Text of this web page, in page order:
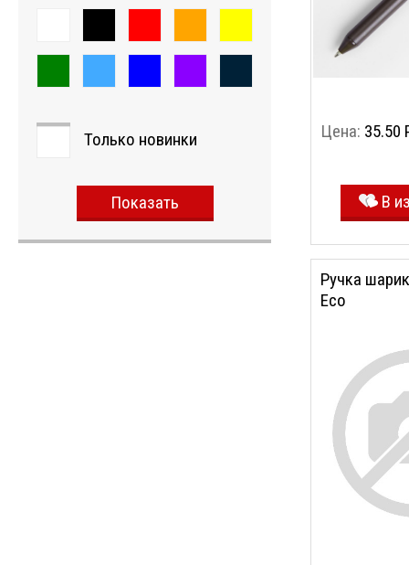
Только новинки
Показать
Цена: 35.50
В
Ручка
Eco